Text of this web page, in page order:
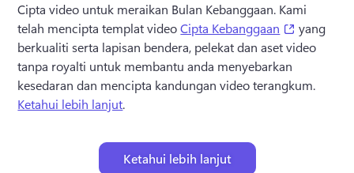
Cipta video untuk meraikan Bulan Kebanggaan. Kami
telah mencipta templat video Cipta Kebanggaan (opens in
yang
berkualiti serta lapisan bendera, pelekat dan aset video
tanpa royalti untuk membantu anda menyebarkan
kesedaran dan mencipta kandungan video terangkum.
Ketahui lebih lanjut.
Ketahui lebih lanjut